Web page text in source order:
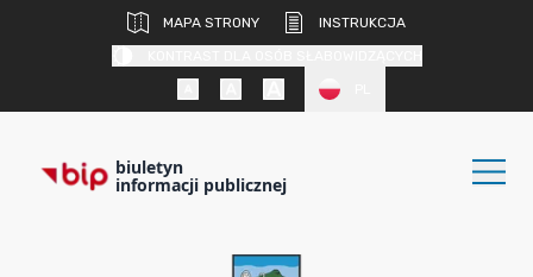
MAPA STRONY
INSTRUKCJA
biuletyn
informacji publicznej